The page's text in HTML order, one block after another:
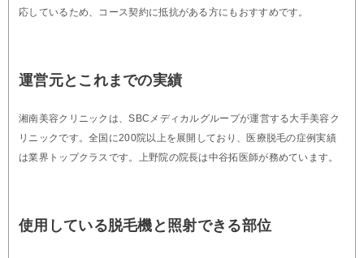
応しているため、コース契約に抵抗がある方にもおすすめです。
運営元とこれまでの実績
湘南美容クリニックは、SBCメディカルグループが運営する大手美容ク
リニックです。全国に200院以上を展開しており、医療脱毛の症例実績
は業界トップクラスです。上野院の院長は中谷拓医師が務めています。
使用している脱毛機と照射できる部位